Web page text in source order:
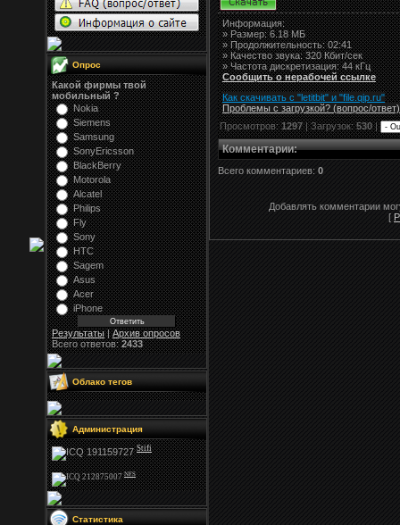
Опрос
Какой фирмы твой
мобильный ?
Nokia
Siemens
Samsung
SonyEricsson
BlackBerry
Motorola
Alcatel
Philips
Fly
Sony
HTC
Sagem
Asus
Acer
iPhone
Результаты|Архив опросов
Всего ответов:2433
Облако тегов
Администрация
Stifi
NFS
Статистика
Информация:
»Размер:6.18 МБ
» Продолжительность: 02:41
» Качество звука: 320 Кбит/сек
» Частота дискретизация: 44 кГц
Сообщить о нерабочей ссылке
Как скачивать с "letitbit" и "file.qip.ru"
Проблемы с загрузкой? (вопрос/ответ)
Просмотров:1297| Загрузок:530|
Комментарии:
Всего комментариев: 0
Добавлять комментарии
[